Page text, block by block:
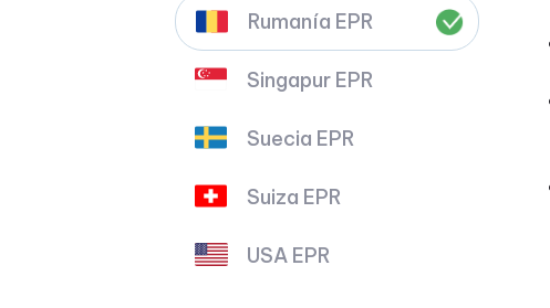
Rumanía EPR
Singapur EPR
Suecia EPR
Suiza EPR
USA EPR